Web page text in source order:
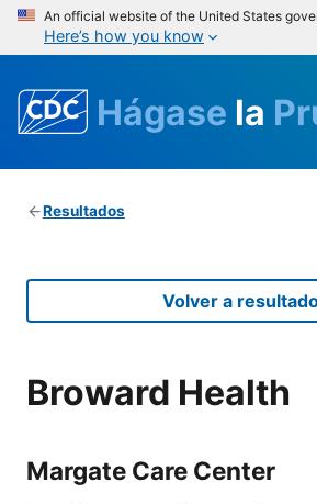
An official website of the United States
Here’s how you know
Hágase la
Resultados
Volver a
Broward Health
Margate Care Center